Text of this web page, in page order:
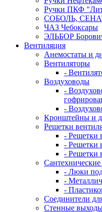
Ручки ПКФ
СОБОЛЬ, СЕНАТ
ЧАЗ Чебоксары
ЭЛЬБОР
Вентиляция
Анемостаты и
Вентиляторы
-
Воздуховоды
-
-
Кронштейны и
Решетки
- Решетки
- Решетки
- Решетки
- Люки
-
-
Соединители
Стенные